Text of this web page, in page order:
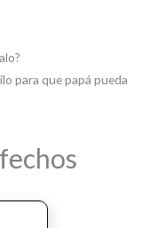
para que papá pueda